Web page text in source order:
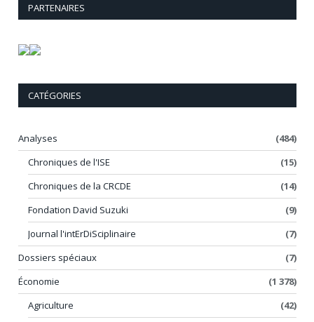
PARTENAIRES
CATÉGORIES
Analyses
(484)
Chroniques de l'ISE
(15)
Chroniques de la CRCDE
(14)
Fondation David Suzuki
(9)
Journal l'intErDiSciplinaire
(7)
Dossiers spéciaux
(7)
Économie
(1 378)
Agriculture
(42)